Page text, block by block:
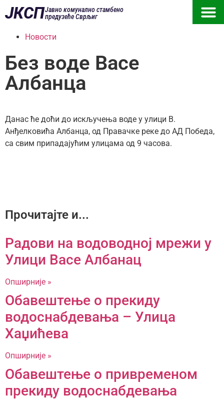
ЈКСПЈавно комунално стамбено
предузеће Сврљиг
Новости
Без воде Васе
Албанца
Данас ће доћи до искључења воде у улици В.
Анђелковића Албанца, од Правачке реке до АД Победа,
са свим припадајућим улицама од 9 часова.
Прочитајте и...
Радови на водоводној мрежи у
Улици Васе Албанац
Опширније »
Обавештење о прекиду
водоснабдевања – Улица
Хаџићева
Опширније »
Обавештење о привременом
прекиду водоснабдевања